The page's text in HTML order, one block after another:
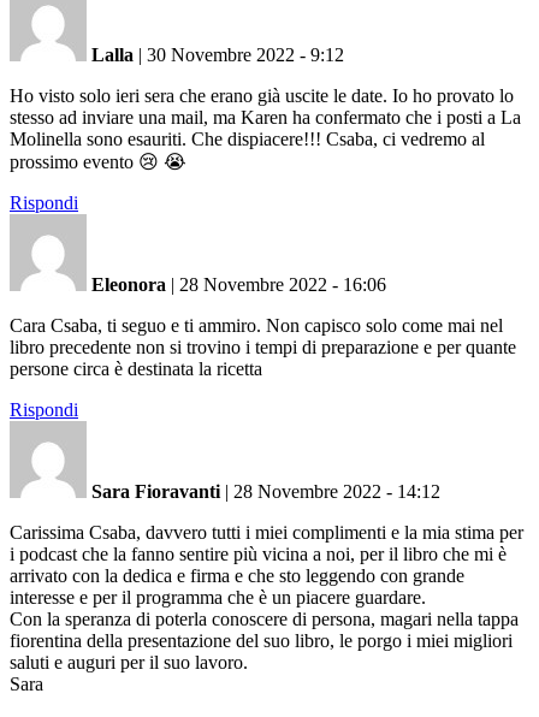
Lalla | 30 Novembre 2022 - 9:12
Ho visto solo ieri sera che erano già uscite le date. Io ho provato lo
stesso ad inviare una mail, ma Karen ha confermato che i posti a La
Molinella sono esauriti. Che dispiacere!!! Csaba, ci vedremo al
prossimo evento 😢 😭
Rispondi
Eleonora | 28 Novembre 2022 - 16:06
Cara Csaba, ti seguo e ti ammiro. Non capisco solo come mai nel
libro precedente non si trovino i tempi di preparazione e per quante
persone circa è destinata la ricetta
Rispondi
Sara Fioravanti | 28 Novembre 2022 - 14:12
Carissima Csaba, davvero tutti i miei complimenti e la mia stima per
i podcast che la fanno sentire più vicina a noi, per il libro che mi è
arrivato con la dedica e firma e che sto leggendo con grande
interesse e per il programma che è un piacere guardare.
Con la speranza di poterla conoscere di persona, magari nella tappa
fiorentina della presentazione del suo libro, le porgo i miei migliori
saluti e auguri per il suo lavoro.
Sara